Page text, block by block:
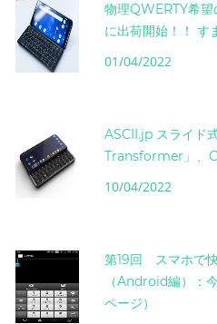
物理QWERTY希
に出荷開始！！ す
01/04/2022
ASCII.jp スライド
Transformer」、
10/04/2022
第19回 スマホで
（Android編）：
ページ）